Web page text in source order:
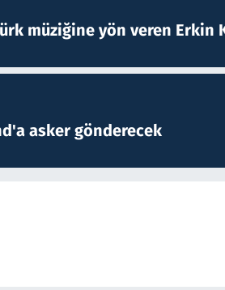
müziğine yön veren Erkin
asker gönderecek